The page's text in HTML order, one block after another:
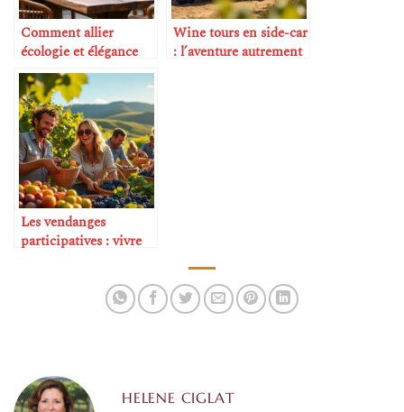
Comment allier
écologie et élégance
dans la table
Wine tours en side-car
: l’aventure autrement
Les vendanges
participatives : vivre
HELENE CIGLAT